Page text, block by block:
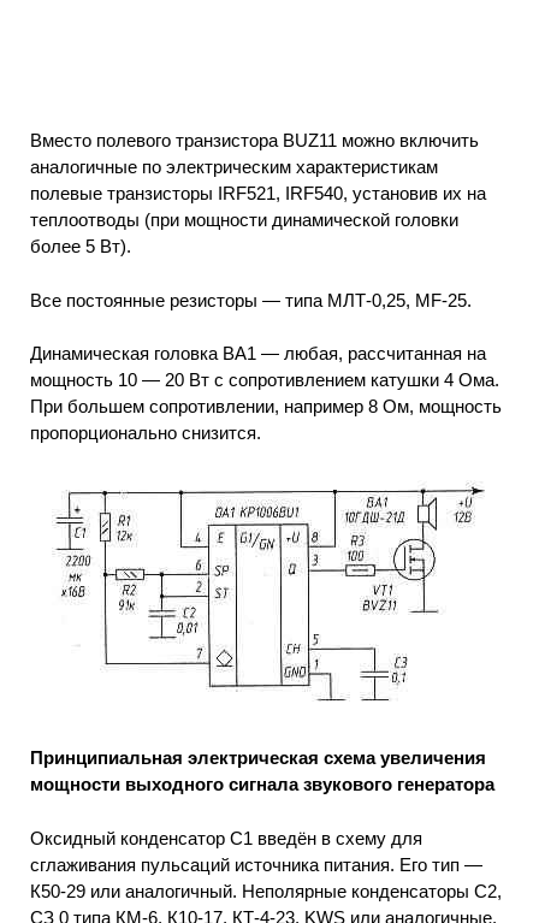
Вместо полевого транзистора BUZ11 можно включить
аналогичные по электрическим характеристикам
полевые транзисторы IRF521, IRF540, установив их на
теплоотводы (при мощности динамической головки
более 5 Вт).
Все постоянные резисторы — типа МЛТ-0,25, MF-25.
Динамическая головка ВА1 — любая, рассчитанная на
мощность 10 — 20 Вт с сопротивлением катушки 4 Ома.
При большем сопротивлении, например 8 Ом, мощность
пропорционально снизится.
Принципиальная электрическая схема увеличения
мощности выходного сигнала звукового генератора
Оксидный конденсатор С1 введён в схему для
сглаживания пульсаций источника питания. Его тип —
К50-29 или аналогичный. Неполярные конденсаторы С2,
СЗ 0 типа КМ-6, К10-17, КТ-4-23, KWS или аналогичные.